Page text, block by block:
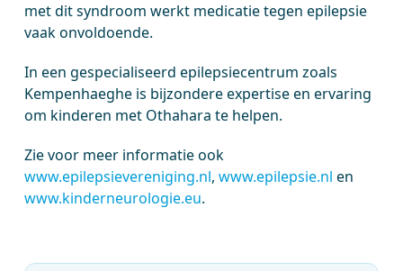
met dit syndroom werkt medicatie tegen epilepsie
vaak onvoldoende.
In een gespecialiseerd epilepsiecentrum zoals
Kempenhaeghe is bijzondere expertise en ervaring
om kinderen met Othahara te helpen.
Zie voor meer informatie ook
www.epilepsievereniging.nl,www.epilepsie.nl en
www.kinderneurologie.eu.